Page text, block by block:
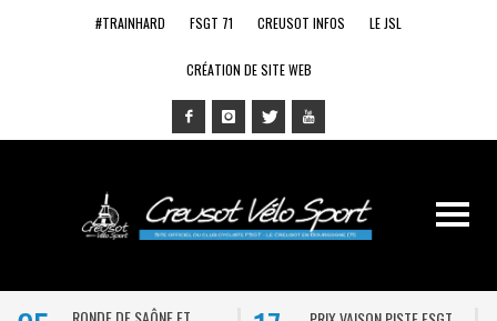
#TRAINHARD FSGT 71 CREUSOT INFOS LE JSL
CRÉATION DE SITE WEB